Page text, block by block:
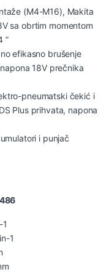
(M4-M16), Makita
sa obrtim momentom
”
efikasno brušenje
18V prečnika
pneumatski čekić i
Plus prihvata, napona
i punjač
1